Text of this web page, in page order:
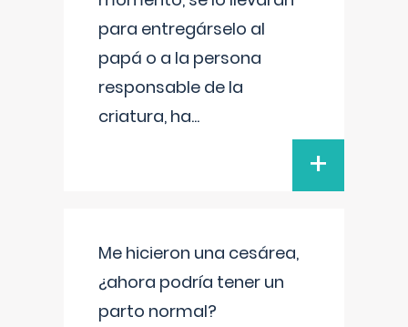
para entregárselo al
papá o a la persona
responsable de la
criatura, ha...
+
Me hicieron una cesárea,
¿ahora podría tener un
parto normal?